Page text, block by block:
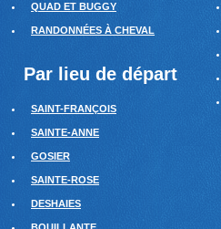
QUAD ET BUGGY
RANDONNÉES À CHEVAL
Par lieu de départ
SAINT-FRANÇOIS
SAINTE-ANNE
GOSIER
SAINTE-ROSE
DESHAIES